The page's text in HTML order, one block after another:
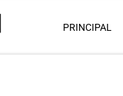
PRINCIPAL